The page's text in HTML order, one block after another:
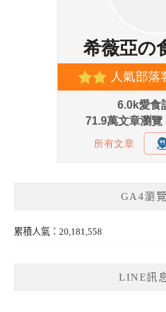
GA4瀏
累積人氣：20,181,558
LINE訊